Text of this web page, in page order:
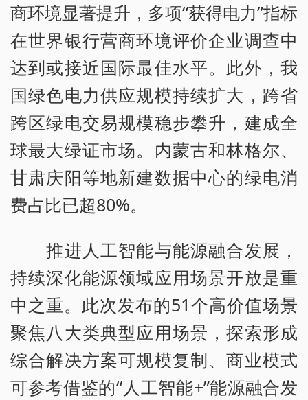
商环境显著提升，多项“获得电力”指标
在世界银行营商环境评价企业调查中
达到或接近国际最佳水平。此外，我
国绿色电力供应规模持续扩大，跨省
跨区绿电交易规模稳步攀升，建成全
球最大绿证市场。内蒙古和林格尔、
甘肃庆阳等地新建数据中心的绿电消
费占比已超80%。
推进人工智能与能源融合发展，
持续深化能源领域应用场景开放是重
中之重。此次发布的51个高价值场景
聚焦八大类典型应用场景，探索形成
综合解决方案可规模复制、商业模式
可参考借鉴的“人工智能+”能源融合发